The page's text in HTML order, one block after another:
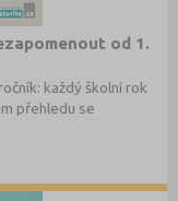
od 1.
každý školní rok
přehledu se